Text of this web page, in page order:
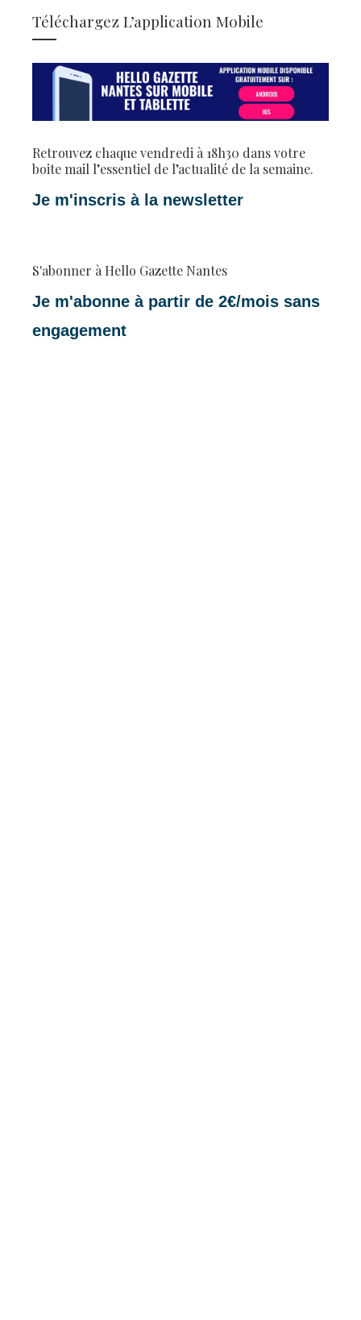
Téléchargez L’application Mobile
Retrouvez chaque vendredi à 18h30 dans votre
boite mail l’essentiel de l’actualité de la semaine.
Je m'inscris à la newsletter
S'abonner à Hello Gazette Nantes
Je m'abonne à partir de 2€/mois sans
engagement